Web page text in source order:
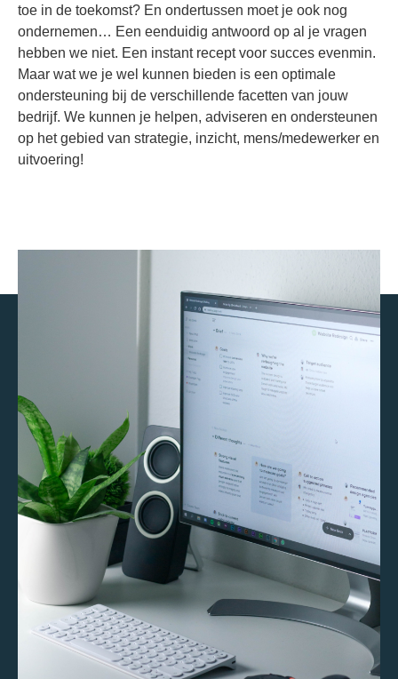
toe in de toekomst? En ondertussen moet je ook nog
ondernemen… Een eenduidig antwoord op al je vragen
hebben we niet. Een instant recept voor succes evenmin.
Maar wat we je wel kunnen bieden is een optimale
ondersteuning bij de verschillende facetten van jouw
bedrijf. We kunnen je helpen, adviseren en ondersteunen
op het gebied van strategie, inzicht, mens/medewerker en
uitvoering!